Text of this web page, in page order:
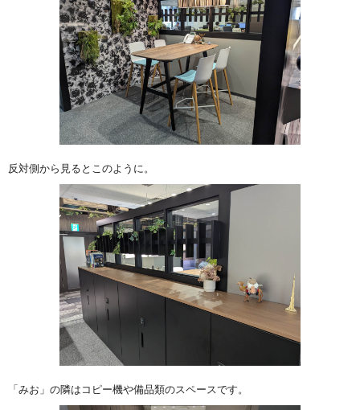
反対側から見るとこのように。
「みお」の隣はコピー機や備品類のスペースです。